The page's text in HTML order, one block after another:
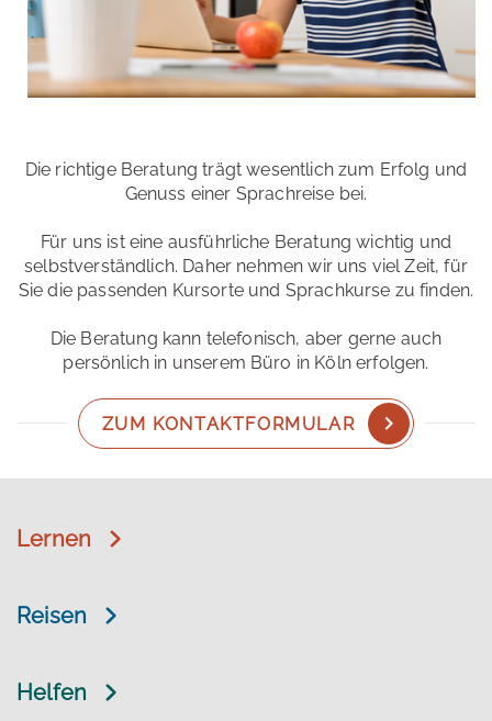
Die richtige Beratung trägt wesentlich zum Erfolg und
Genuss einer Sprachreise bei.
Für uns ist eine ausführliche Beratung wichtig und
selbstverständlich. Daher nehmen wir uns viel Zeit, für
Sie die passenden Kursorte und Sprachkurse zu finden.
Die Beratung kann telefonisch, aber gerne auch
persönlich in unserem Büro in Köln erfolgen.
ZUM KONTAKTFORMULAR
Lernen
Reisen
Helfen